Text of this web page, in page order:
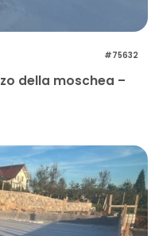
#75632
della moschea –